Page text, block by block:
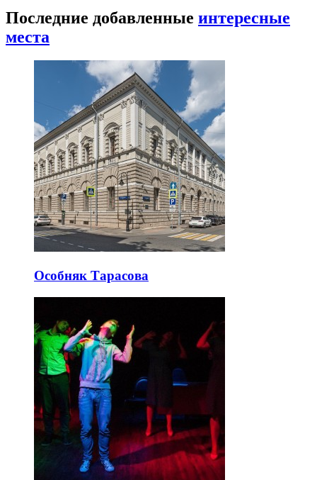
Последние добавленные интересные
места
Особняк Тарасова